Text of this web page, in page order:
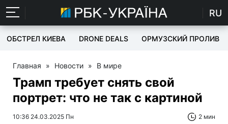
RU
ОБСТРЕЛ КИЕВА DRONE DEALS ОРМУЗСКИЙ ПРОЛИВ
Главная » Новости » В мире
Трамп требует снять свой
портрет: что не так с картиной
10:36 24.03.2025 Пн 2 мин